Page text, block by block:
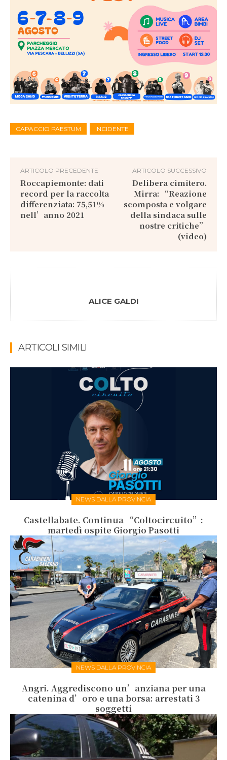
CAPACCIO PAESTUM INCIDENTE
ARTICOLO PRECEDENTE
Roccapiemonte: dati
record per la raccolta
differenziata: 75,51%
nell’anno 2021
ARTICOLO SUCCESSIVO
Delibera cimitero.
Mirra: “Reazione
scomposta e volgare
della sindaca sulle
nostre critiche”
(video)
ALICE GALDI
ARTICOLI SIMILI
NEWS DALLA PROVINCIA
Castellabate. Continua “Coltocircuito”:
martedì ospite Giorgio Pasotti
NEWS DALLA PROVINCIA
Angri. Aggrediscono un’anziana per una
catenina d’oro e una borsa: arrestati 3
soggetti